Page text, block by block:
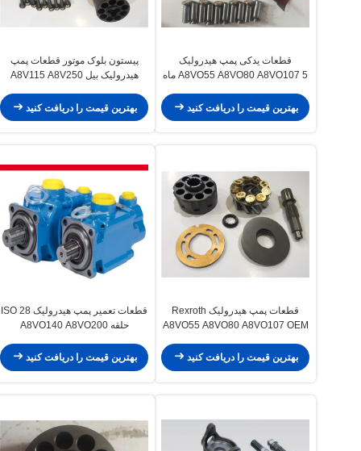
قطعات یدکی پمپ هیدرولیک
A8VO55 A8VO80 A8VO107 5 ماه
بهترین قیمت را دریافت کنید
پیستون بلوک موتور قطعات پمپ
هیدرولیک بیل A8V115 A8V250
بهترین قیمت را دریافت کنید
قطعات پمپ هیدرولیک Rexroth
A8VO55 A8VO80 A8VO107 OEM
بهترین قیمت را دریافت کنید
قطعات تعمیر پمپ هیدرولیک ISO 28
حلقه A8VO140 A8VO200
بهترین قیمت را دریافت کنید